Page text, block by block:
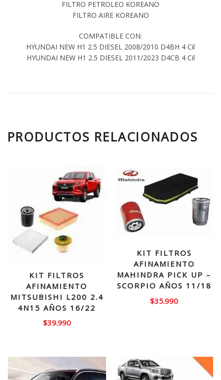
FILTRO PETROLEO KOREANO
FILTRO AIRE KOREANO
COMPATIBLE CON:
HYUNDAI NEW H1 2.5 DIESEL 2008/2010 D4BH 4 Cil
HYUNDAI NEW H1 2.5 DIESEL 2011/2023 D4CB 4 Cil
PRODUCTOS RELACIONADOS
KIT FILTROS
AFINAMIENTO
MITSUBISHI L200 2.4
4N15 AÑOS 16/22
$39.990
KIT FILTROS
AFINAMIENTO
MAHINDRA PICK UP –
SCORPIO AÑOS 11/18
$35.990